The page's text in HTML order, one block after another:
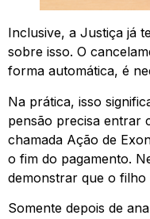
Inclusive, a Justiça já
sobre isso. O
forma automática, é
Na prática, isso
pensão precisa entrar
chamada Ação de
o fim do pagamento.
demonstrar que o filho
Somente depois de